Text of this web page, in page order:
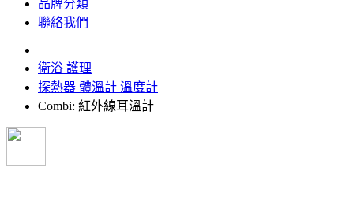
品牌分類
聯絡我們
衛浴 護理
探熱器 體溫計 溫度計
Combi: 紅外線耳溫計